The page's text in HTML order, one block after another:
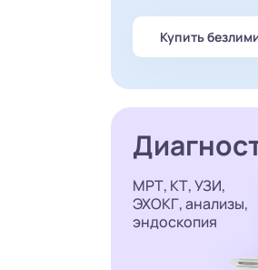
Купить
МРТ, КТ, УЗИ,
ЭХОКГ, анализы,
эндоскопия